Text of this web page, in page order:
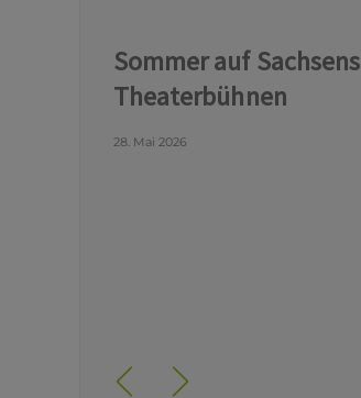
Sommer auf Sachsens
Theaterbühnen
28. Mai 2026